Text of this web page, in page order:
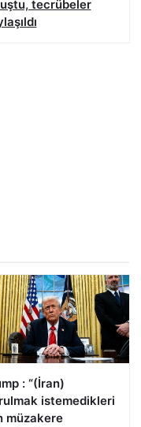
tecrübeler
: “(İran)
istemedikleri
müzakere